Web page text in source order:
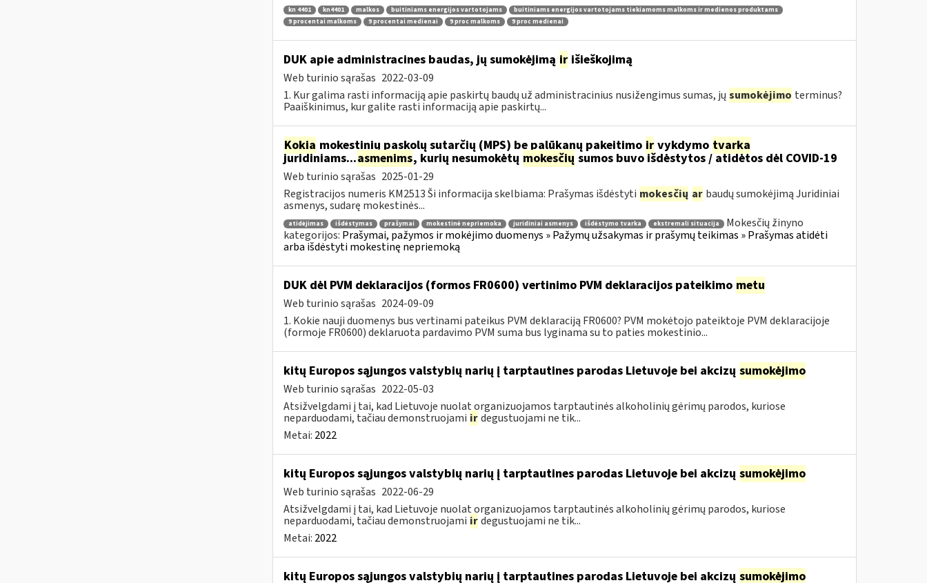
kn 4401 kn4401 malkos buitiniams energijos vartotojams
buitiniams energijos vartotojams tiekiamoms malkoms ir medienos produktams
9 procentai malkoms
9 procentai medienai 9 proc malkoms 9 proc medienai
DUK apie administracines baudas, jų sumokėjimą irišieškojimą
Web turinio sąrašas 2022-03-09
1. Kur galima rasti informaciją apie paskirtų baudų už administracinius nusižengimus sumas, jų sumokėjimo terminus?
Paaiškinimus, kur galite rasti informaciją apie paskirtų...
Kokia mokestinių paskolų sutarčių (MPS) be palūkanų pakeitimo irvykdymo tvarka
juridiniams...asmenims, kurių nesumokėtų mokesčių sumos buvo išdėstytos / atidėtos dėl COVID-19
Web turinio sąrašas 2025-01-29
Registracijos numeris KM2513 Ši informacija skelbiama: Prašymas išdėstyti mokesčių ar baudų sumokėjimą Juridiniai
asmenys, sudarę mokestinės...
atidėjimas išdėstymas prašymai mokestinė nepriemoka juridiniai asmenys išdėstymo tvarka ekstremali situacija
Mokesčių žinyno
kategorijos: Prašymai, pažymos ir mokėjimo duomenys » Pažymų užsakymas ir prašymų teikimas » Prašymas atidėti
arba išdėstyti mokestinę nepriemoką
DUK dėl PVM deklaracijos (formos FR0600) vertinimo PVM deklaracijos pateikimo metu
Web turinio sąrašas 2024-09-09
1. Kokie nauji duomenys bus vertinami pateikus PVM deklaraciją FR0600? PVM mokėtojo pateiktoje PVM deklaracijoje
(formoje FR0600) deklaruota pardavimo PVM suma bus lyginama su to paties mokestinio...
kitų Europos sąjungos valstybių narių į tarptautines parodas Lietuvoje bei akcizų sumokėjimo
Web turinio sąrašas 2022-05-03
Atsižvelgdami į tai, kad Lietuvoje nuolat organizuojamos tarptautinės alkoholinių gėrimų parodos, kuriose
neparduodami, tačiau demonstruojami ir degustuojami ne tik...
Metai: 2022
kitų Europos sąjungos valstybių narių į tarptautines parodas Lietuvoje bei akcizų sumokėjimo
Web turinio sąrašas 2022-06-29
Atsižvelgdami į tai, kad Lietuvoje nuolat organizuojamos tarptautinės alkoholinių gėrimų parodos, kuriose
neparduodami, tačiau demonstruojami ir degustuojami ne tik...
Metai: 2022
kitų Europos sąjungos valstybių narių į tarptautines parodas Lietuvoje bei akcizų sumokėjimo